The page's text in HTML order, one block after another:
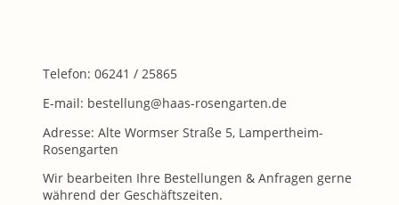
Telefon: 06241 / 25865
E-mail: bestellung@haas-rosengarten.de
Adresse: Alte Wormser Straße 5, Lampertheim-
Rosengarten
Wir bearbeiten Ihre Bestellungen & Anfragen gerne
während der Geschäftszeiten.